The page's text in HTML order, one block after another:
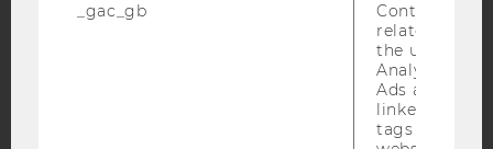
_gac_gb
Contains
related
the user. If
Analytics and
Ads accounts
linked, the
tags on the